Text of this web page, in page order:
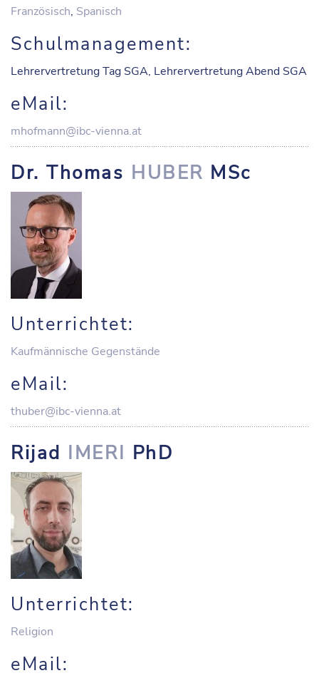
Französisch, Spanisch
Schulmanagement:
Lehrervertretung Tag SGA, Lehrervertretung Abend SGA
eMail:
mhofmann@ibc-vienna.at
Dr. Thomas HUBER MSc
Unterrichtet:
Kaufmännische Gegenstände
eMail:
thuber@ibc-vienna.at
Rijad IMERI PhD
Unterrichtet:
Religion
eMail: